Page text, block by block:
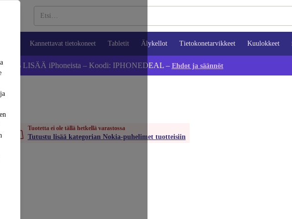
Kannettavat tietokoneet Tabletit Älykellot Tietokonetarvikkeet Kuulokkeet
5 % LISÄÄ iPhoneista – Koodi: IPHONEDEAL – Ehdot ja säännöt
Tuotetta ei ole tällä hetkellä varastossa
Tutustu lisää kategorian Nokia-puhelimet tuotteisiin